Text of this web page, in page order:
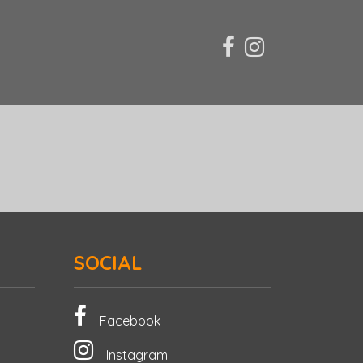
SOCIAL
Facebook
Instagram